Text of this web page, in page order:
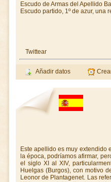
Escudo de Armas del Apellido
Escudo partido, 1º de azur, una
Twittear
Añadir datos
Este apellido es muy extendido
la época, podríamos afirmar,
el siglo XI al XIV,
Huelgas (Burgos), con motivo
Leonor de Plantagenet. Las